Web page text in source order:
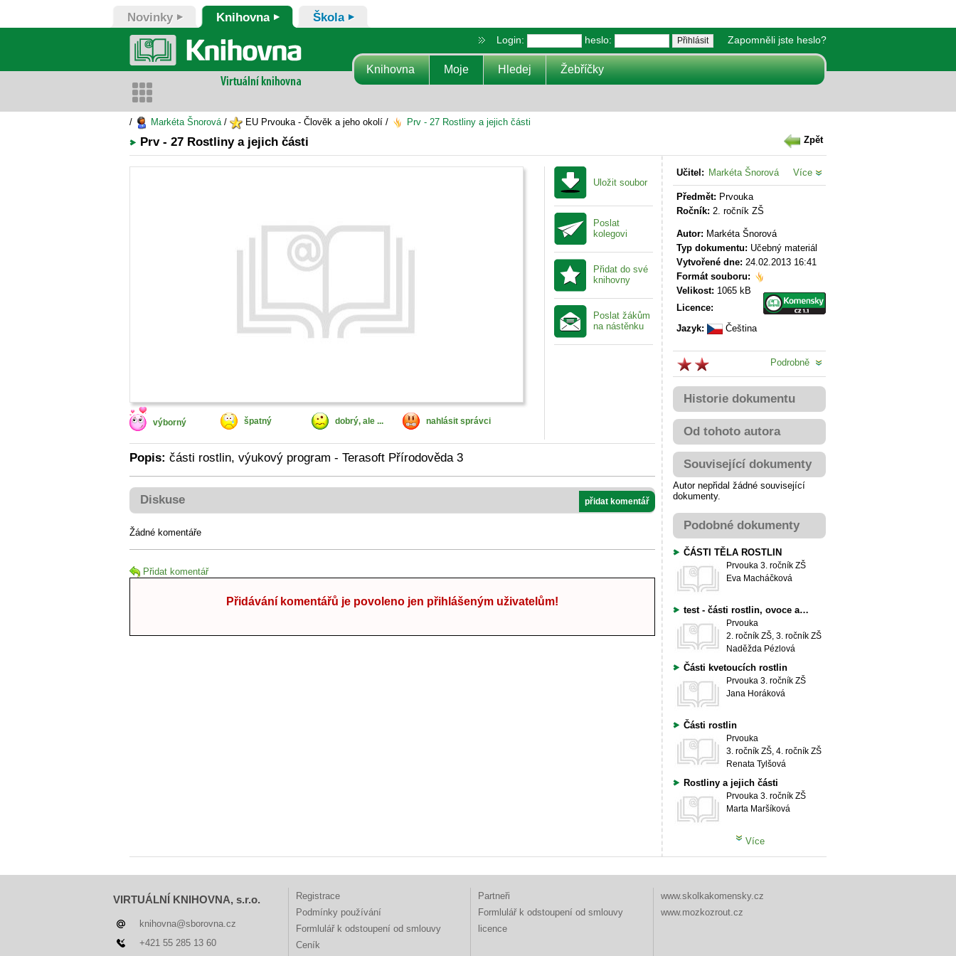
Novinky Knihovna Škola
Login: heslo: Zapomněli jste heslo?
Knihovna Moje Hledej Žebříčky
/ Markéta Šnorová/ EU Prvouka - Člověk a jeho okolí / Prv - 27 Rostliny a jejich části
Prv - 27 Rostliny a jejich části Zpět
výborný špatný dobrý, ale ... nahlásit správci
Uložit soubor
Poslat
kolegovi
Přidat do své
knihovny
Poslat žákům
na nástěnku
Popis: části rostlin, výukový program - Terasoft Přírodověda 3
Diskuse přidat komentář
Žádné komentáře
Přidat komentář
Přidávání komentářů je povoleno jen přihlášeným uživatelům!
Učitel: Markéta Šnorová Více
Předmět: Prvouka
Ročník: 2. ročník ZŠ
Autor: Markéta Šnorová
Typ dokumentu: Učebný materiál
Vytvořené dne: 24.02.2013 16:41
Formát souboru:
Velikost: 1065 kB
Licence:
Jazyk:
Čeština
Podrobně
Historie dokumentu
Od tohoto autora
Související dokumenty
Autor nepřidal žádné související
dokumenty.
Podobné dokumenty
ČÁSTI TĚLA ROSTLIN
Prvouka 3. ročník ZŠ
Eva Macháčková
test - části rostlin, ovoce a zelenina
Prvouka
2. ročník ZŠ, 3. ročník ZŠ
Naděžda Pézlová
Části kvetoucích rostlin
Prvouka 3. ročník ZŠ
Jana Horáková
Části rostlin
Prvouka
3. ročník ZŠ, 4. ročník ZŠ
Renata Tylšová
Rostliny a jejich části
Prvouka 3. ročník ZŠ
Marta Maršíková
Více
VIRTUÁLNÍ KNIHOVNA, s.r.o.
knihovna@sborovna.cz
+421 55 285 13 60
Registrace
Podmínky používání
Formlulář k odstoupení od smlouvy
Ceník
Partneři
Formlulář k odstoupení od smlouvy
licence
www.skolkakomensky.cz
www.mozkozrout.cz